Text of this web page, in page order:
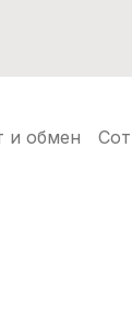
и обмен